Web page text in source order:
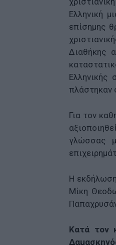
Ελληνική
επίσημης
Διαθήκης
πλάστηκαν
Για τον
γλώσσας
Η
Μίκη
Κατά τον